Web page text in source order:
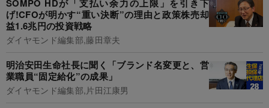
SOMPO HDが「支払い余力の上限」を引き下
げ!CFOが明かす“重い決断”の理由と政策株売却
益1.6兆円の投資戦略
ダイヤモンド編集部,藤田章夫
明治安田生命社長に聞く「ブランド名変更と、営
業職員“固定給化”の成果」
ダイヤモンド編集部,片田江康男